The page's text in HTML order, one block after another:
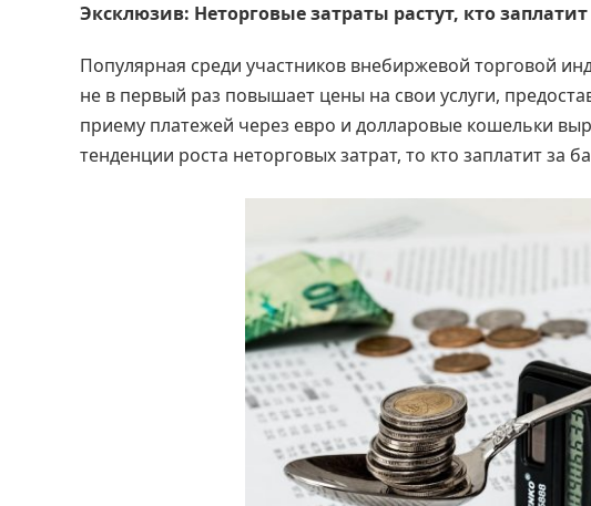
Эксклюзив: Неторговые затраты растут, кто
Популярная среди участников внебиржевой торговой
не в первый раз повышает цены на свои услуги,
приему платежей через евро и долларовые кошельки
тенденции роста неторговых затрат, то кто заплатит за